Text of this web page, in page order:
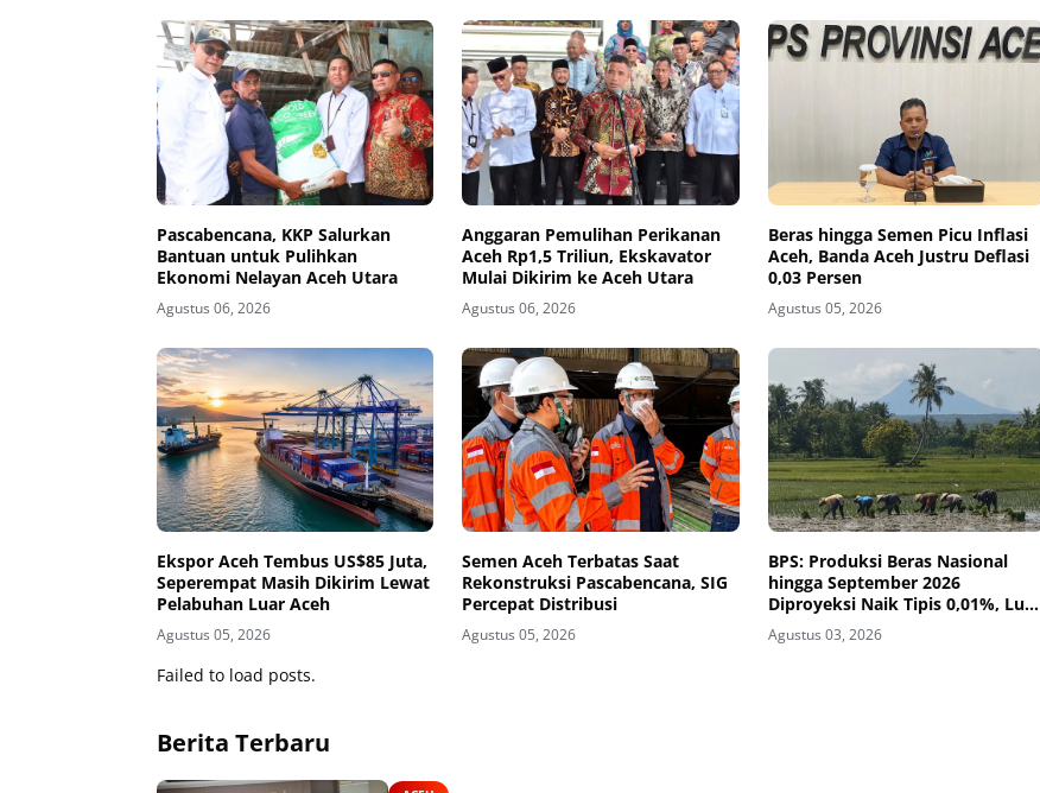
Pascabencana, KKP Salurkan
Bantuan untuk Pulihkan
Ekonomi Nelayan Aceh Utara
Agustus 06, 2026
Anggaran Pemulihan Perikanan
Aceh Rp1,5 Triliun, Ekskavator
Mulai Dikirim ke Aceh Utara
Agustus 06, 2026
Beras hingga Semen Picu Inflasi
Aceh, Banda Aceh Justru Deflasi
0,03 Persen
Agustus 05, 2026
Ekspor Aceh Tembus US$85 Juta,
Seperempat Masih Dikirim Lewat
Pelabuhan Luar Aceh
Agustus 05, 2026
Semen Aceh Terbatas Saat
Rekonstruksi Pascabencana, SIG
Percepat Distribusi
Agustus 05, 2026
BPS: Produksi Beras Nasional
hingga September 2026
Diproyeksi Naik Tipis 0,01%, Luas
Panen Mulai Melambat
Agustus 03, 2026
Failed to load posts.
Berita Terbaru